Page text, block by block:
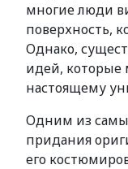
многие люди
поверхность,
Однако,
идей, которые
настоящему
Одним из
придания
его